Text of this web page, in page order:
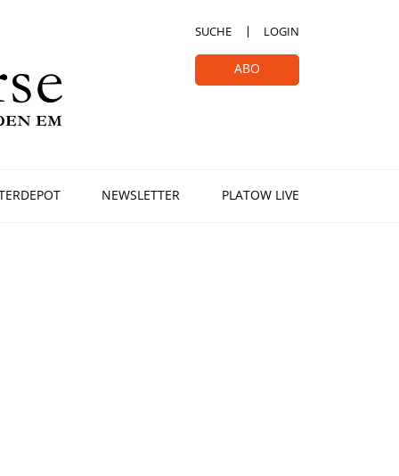
SUCHE LOGIN
ABO
NEWSLETTER
PLATOW LIVE